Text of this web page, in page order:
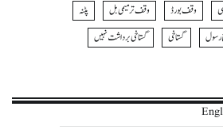
وقف بورڈ وقف ترمیمی بل
پٹنہ
رسول گستاخی گستاخی برداشت نہیں